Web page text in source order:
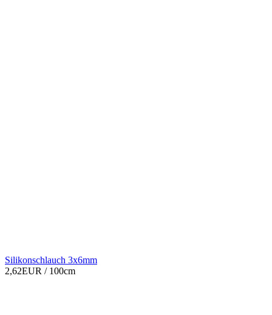
Silikonschlauch 3x6mm
2,62EUR / 100cm